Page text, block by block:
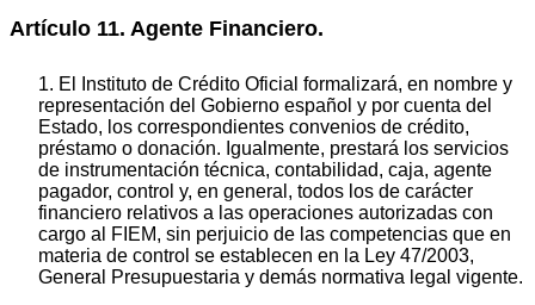
Artículo 11. Agente Financiero.
1. El Instituto de Crédito Oficial formalizará, en nombre y
representación del Gobierno español y por cuenta del
Estado, los correspondientes convenios de crédito,
préstamo o donación. Igualmente, prestará los servicios
de instrumentación técnica, contabilidad, caja, agente
pagador, control y, en general, todos los de carácter
financiero relativos a las operaciones autorizadas con
cargo al FIEM, sin perjuicio de las competencias que en
materia de control se establecen en la Ley 47/2003,
General Presupuestaria y demás normativa legal vigente.